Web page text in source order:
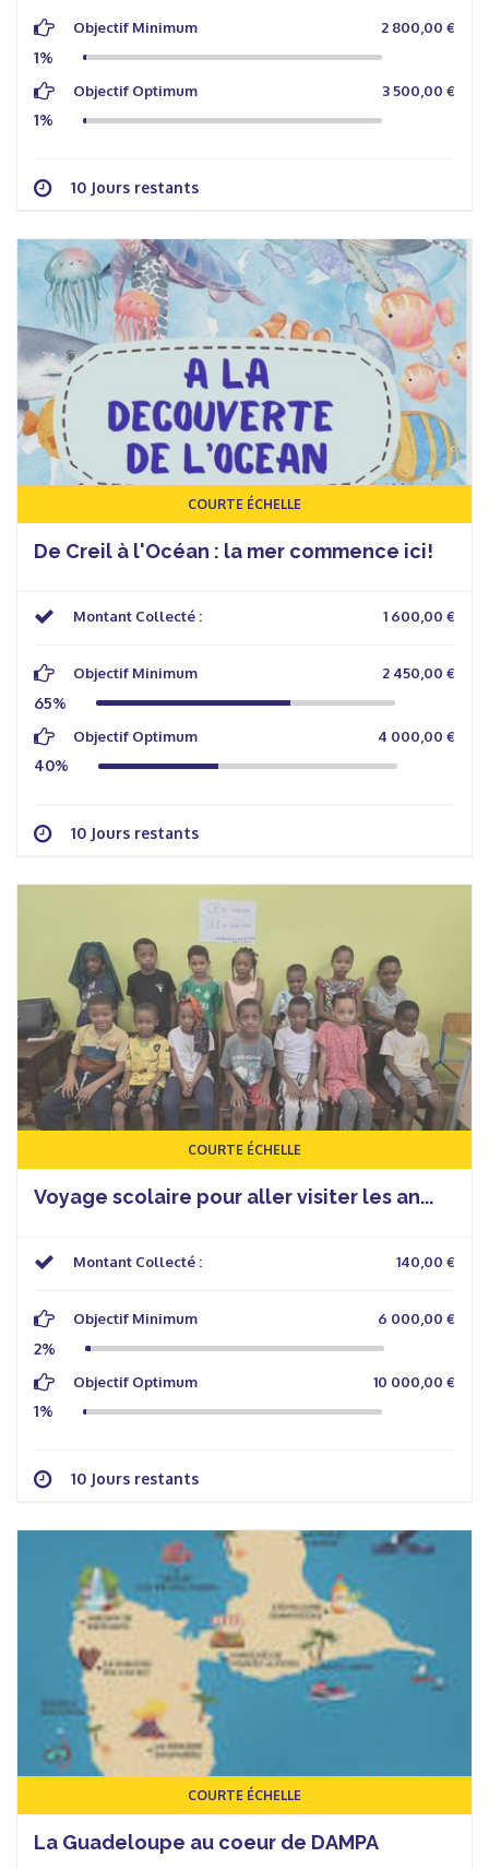
Objectif Minimum 2 800,00 €
1%
Objectif Optimum 3 500,00 €
1%
10 Jours restants
COURTE ÉCHELLE
De Creil à l'Océan : la mer commence ici!
Montant Collecté : 1 600,00 €
Objectif Minimum 2 450,00 €
65%
Objectif Optimum 4 000,00 €
40%
10 Jours restants
COURTE ÉCHELLE
Voyage scolaire pour aller visiter les an...
Montant Collecté : 140,00 €
Objectif Minimum 6 000,00 €
2%
Objectif Optimum 10 000,00 €
1%
10 Jours restants
COURTE ÉCHELLE
La Guadeloupe au coeur de DAMPA